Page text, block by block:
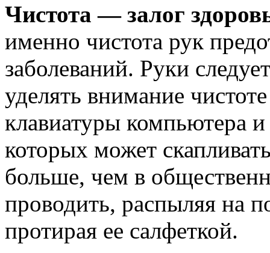
Чистота — залог
именно чистота рук
заболеваний. Руки
уделять внимание
клавиатуры компьютера
которых может
больше, чем в
проводить, распыляя на
протирая ее салфеткой.